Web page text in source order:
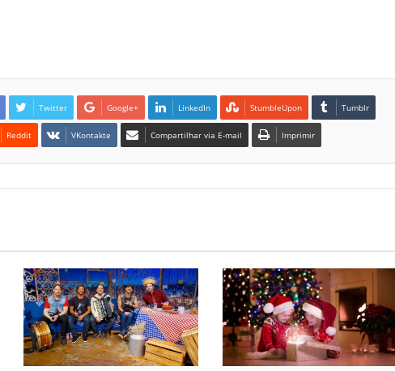
Twitter Google+ LinkedIn StumbleUpon Tumblr
Reddit VKontakte Compartilhar via E-mail Imprimir